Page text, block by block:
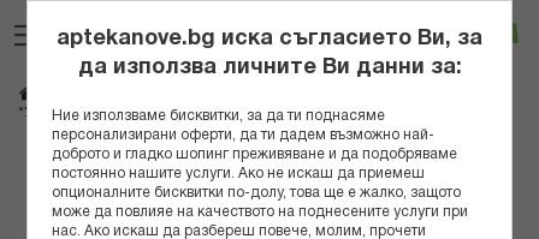
към
съдържанието
Вход
*УРО-3 ФОРТЕ САШЕТА Х 10 ФОРТЕКС %
Преминете
края
aptekanove.bg иска съгласието Ви, за
да използва личните Ви данни за:
Ние използваме бисквитки, за да ти поднасяме
персонализирани оферти, да ти дадем възможно най-
доброто и гладко шопинг преживяване и да подобряваме
постоянно нашите услуги. Ако не искаш да приемеш
опционалните бисквитки по-долу, това ще е жалко, защото
може да повлияе на качеството на поднесените услуги при
нас. Ако искаш да разбереш повече, молим, прочети